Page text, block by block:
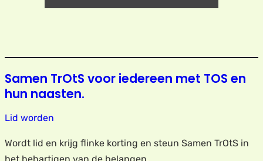
Samen TrOtS voor iedereen met TOS en
hun naasten.
Lid worden
Wordt lid en krijg flinke korting en steun Samen TrOtS in